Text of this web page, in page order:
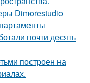
Dimorestudio
почти десять
построен на